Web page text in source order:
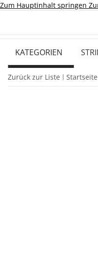
Zum Hauptinhalt springen
KATEGORIEN
Zurück zur Liste Startseite